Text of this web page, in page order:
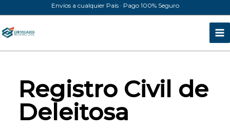
al
contenido
Envíos a cualquier País · Pago 100% Seguro
Registro Civil de
Deleitosa